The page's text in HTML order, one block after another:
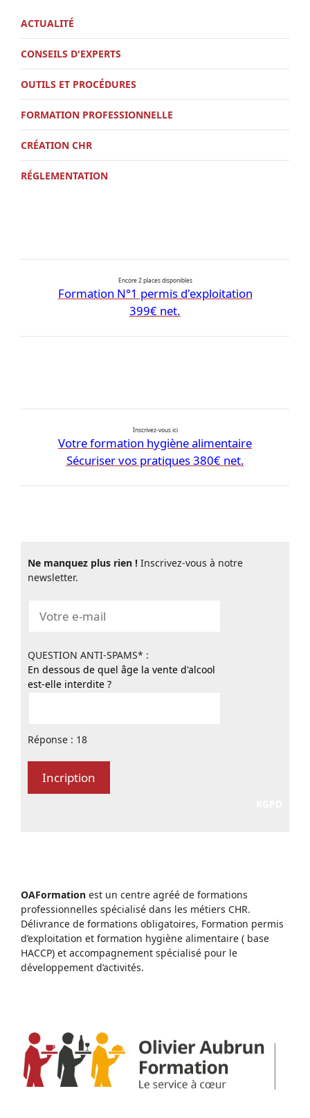
ACTUALITÉ
CONSEILS D'EXPERTS
OUTILS ET PROCÉDURES
FORMATION PROFESSIONNELLE
CRÉATION CHR
RÉGLEMENTATION
Encore 2 places disponibles
Formation N°1 permis d'exploitation
399€ net.
Inscrivez-vous ici
Votre formation hygiène alimentaire
Sécuriser vos pratiques 380€ net.
Ne manquez plus rien ! Inscrivez-vous à notre
newsletter.
QUESTION ANTI-SPAMS* :
En dessous de quel âge la vente d'alcool
est-elle interdite ?
Réponse : 18
OAFormation est un centre agréé de formations
professionnelles spécialisé dans les métiers CHR.
Délivrance de formations obligatoires, Formation permis
d’exploitation et formation hygiène alimentaire ( base
HACCP) et accompagnement spécialisé pour le
développement d’activités.